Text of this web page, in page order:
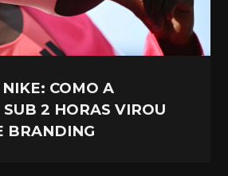
COMO A
2 HORAS VIROU
BRANDING